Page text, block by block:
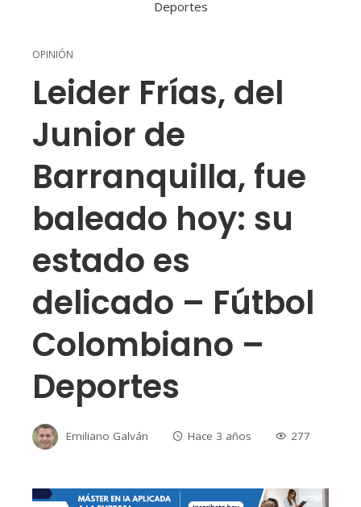
OPINIÓN
Leider Frías, del
Junior de
Barranquilla, fue
baleado hoy: su
estado es
delicado – Fútbol
Colombiano –
Deportes
Emiliano Galván Hace 3 años 277